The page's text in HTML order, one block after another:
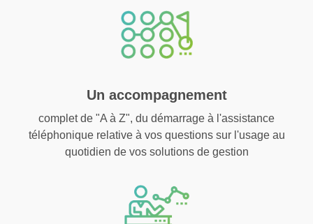
Un accompagnement
complet de "A à Z", du démarrage à l'assistance
téléphonique relative à vos questions sur l'usage au
quotidien de vos solutions de gestion